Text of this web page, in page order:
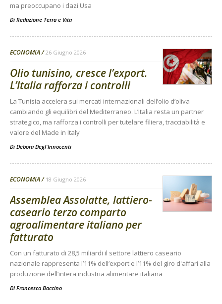
ma preoccupano i dazi Usa
Di Redazione Terra e Vita
ECONOMIA 26 Giugno 2026
Olio tunisino, cresce l’export.
L’Italia rafforza i controlli
La Tunisia accelera sui mercati internazionali dell’olio d’oliva
cambiando gli equilibri del Mediterraneo. L’Italia resta un partner
strategico, ma rafforza i controlli per tutelare filiera, tracciabilità e
valore del Made in Italy
Di Debora Degl'Innocenti
ECONOMIA 18 Giugno 2026
Assemblea Assolatte, lattiero-
caseario terzo comparto
agroalimentare italiano per
fatturato
Con un fatturato di 28,5 miliardi il settore lattiero caseario
nazionale rappresenta l’11% dell’export e l’11% del giro d'affari alla
produzione dell’intera industria alimentare italiana
Di Francesca Baccino